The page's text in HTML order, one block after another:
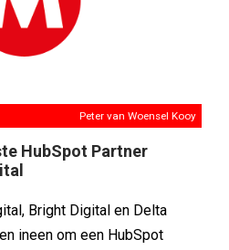
Peter van Woensel Kooy
HubSpot Partner
Bright Digital en Delta
ineen om een HubSpot